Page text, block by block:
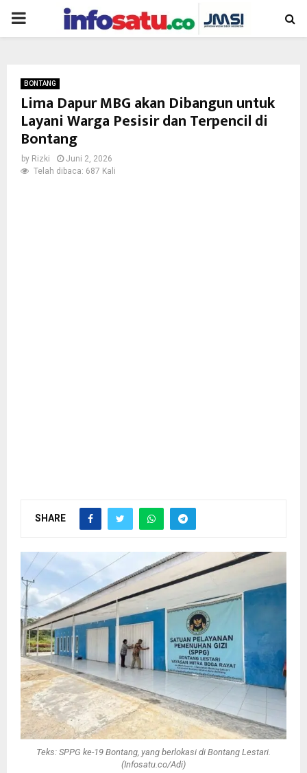
PRIMARY
BONTANG
Lima Dapur MBG akan Dibangun untuk
Layani Warga Pesisir dan Terpencil di
Bontang
by Rizki
Juni 2, 2026
Telah dibaca: 687 Kali
SHARE
Teks: SPPG ke-19 Bontang, yang berlokasi di Bontang Lestari.
(Infosatu.co/Adi)